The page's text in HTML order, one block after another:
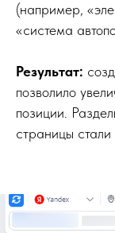
(например,
«система
Результат:
позволило
позиции.
страницы